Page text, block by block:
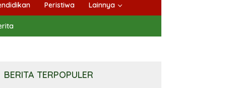
Peristiwa Lainnya
BERITA TERPOPULER